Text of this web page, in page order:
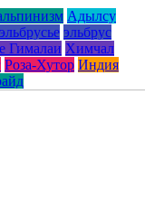
Адылcу
эльбрус
Гималаи Химчал
Роза-Хутор Индия